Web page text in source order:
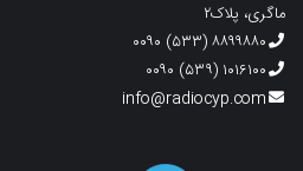
ماگری، پلاک۲
۸۸۹۹۸۸۰ (۵۳۳) ۰۰۹۰
۱۰۱۶۱۰۰ (۵۳۹) ۰۰۹۰
info@radiocyp.com